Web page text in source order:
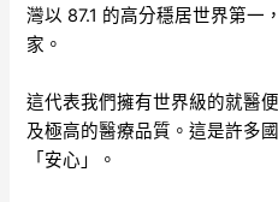
灣以 87.1 的高分穩居世界第一
家。
這代表我們擁有世界級的就醫
及極高的醫療品質。這是許多
「安心」。